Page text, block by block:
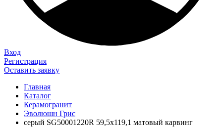
Вход
Регистрация
Оставить заявку
Главная
Каталог
Керамогранит
Эволюшн Грис
серый SG50001220R 59,5х119,1 матовый карвинг